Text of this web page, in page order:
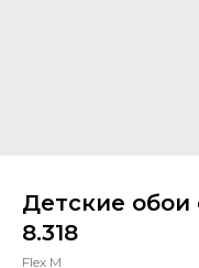
Детские
8.318
Flex M